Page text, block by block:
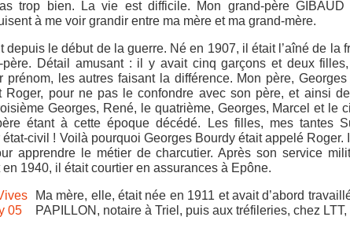
trop bien. La vie est difficile. Mon grand-père
à me voir grandir entre ma mère et ma grand-mère.
depuis le début de la guerre. Né en 1907, il était l’aîné de la
père. Détail amusant : il y avait cinq garçons et deux
prénom, les autres faisant la différence. Mon père,
Roger, pour ne pas le confondre avec son père, et ainsi
Georges, René, le quatrième, Georges, Marcel et
étant à cette époque décédé. Les filles, mes tantes
civil ! Voilà pourquoi Georges Bourdy était appelé Roger.
apprendre le métier de charcutier. Après son service
1940, il était courtier en assurances à Epône.
Ma mère, elle, était née en 1911 et avait d’abord
PAPILLON, notaire à Triel, puis aux tréfileries, chez